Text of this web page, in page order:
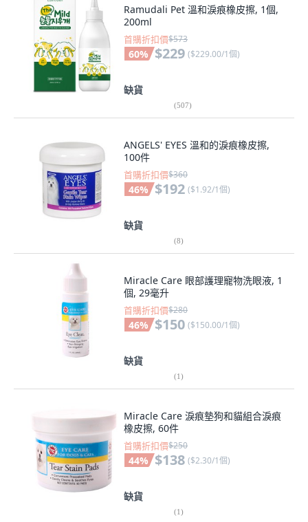
Ramudali Pet 溫和淚痕橡皮擦, 1個,
200ml
首購折扣價$573
60% $229 ($229.00/1個)
缺貨
(507)
ANGELS' EYES 溫和的淚痕橡皮擦,
100件
首購折扣價$360
46% $192 ($1.92/1個)
缺貨
(8)
Miracle Care 眼部護理寵物洗眼液, 1
個, 29毫升
首購折扣價$280
46% $150 ($150.00/1個)
缺貨
(1)
Miracle Care 淚痕墊狗和貓組合淚痕
橡皮擦, 60件
首購折扣價$250
44% $138 ($2.30/1個)
缺貨
(1)